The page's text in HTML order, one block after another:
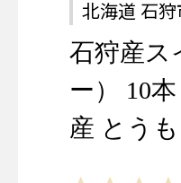
北海道 石狩
石狩産ス
ー） 10
産 とう